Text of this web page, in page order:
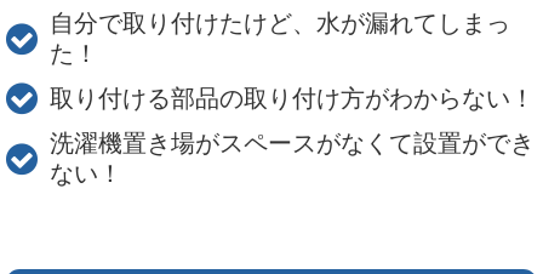
自分で取り付けたけど、水が漏れてしまっ
た！
取り付ける部品の取り付け方がわからない！
洗濯機置き場がスペースがなくて設置ができ
ない！